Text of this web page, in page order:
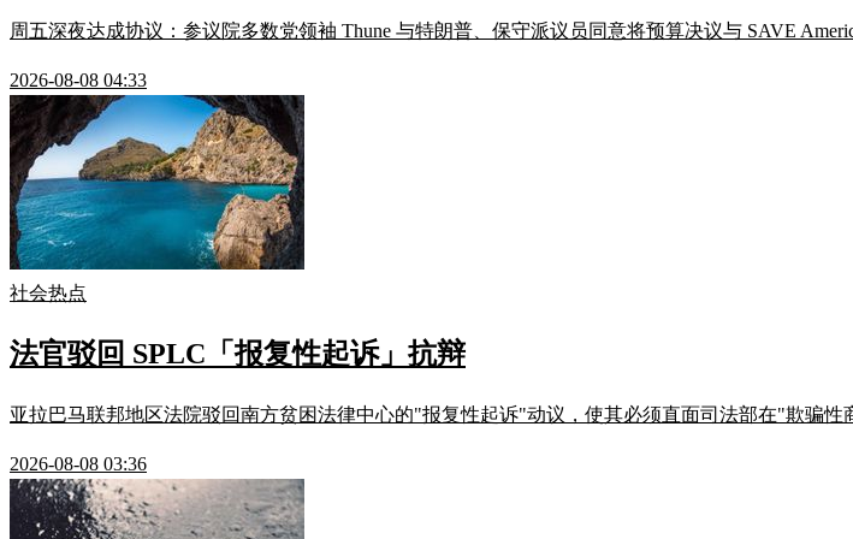
周五深夜达成协议：参议院多数党领袖 Thune 与特朗普、保守派议员同意将预算决议与 SAVE
2026-08-08 04:33
社会热点
法官驳回 SPLC「报复性起诉」抗辩
亚拉巴马联邦地区法院驳回南方贫困法律中心的"报复性起诉"动议，使其必须直面司法部在"欺骗性
2026-08-08 03:36